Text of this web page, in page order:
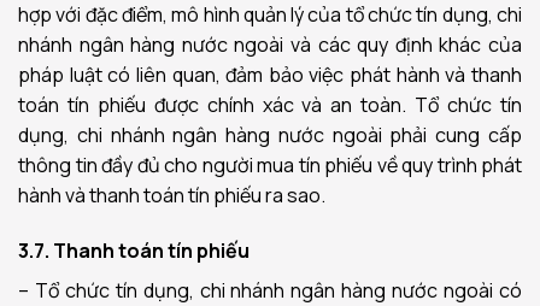
hợp với đặc điểm, mô hình quản lý của tổ chức tín dụng, chi
nhánh ngân hàng nước ngoài và các quy định khác của
pháp luật có liên quan, đảm bảo việc phát hành và thanh
toán tín phiếu được chính xác và an toàn. Tổ chức tín
dụng, chi nhánh ngân hàng nước ngoài phải cung cấp
thông tin đầy đủ cho người mua tín phiếu về quy trình phát
hành và thanh toán tín phiếu ra sao.
3.7. Thanh toán tín phiếu
– Tổ chức tín dụng, chi nhánh ngân hàng nước ngoài có